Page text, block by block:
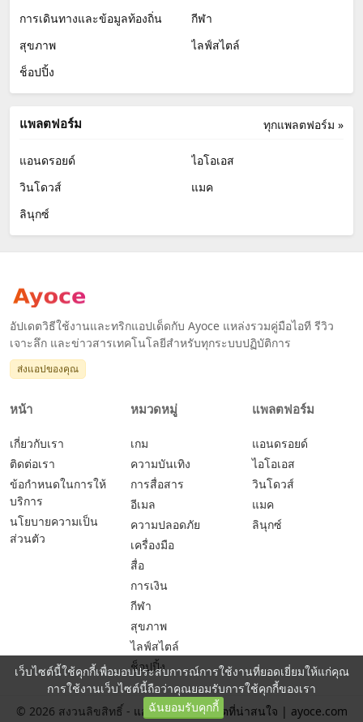
การเดินทางและข้อมูลท้องถิ่น
กีฬา
สุขภาพ
ไลฟ์สไตล์
ช็อปปิ้ง
ทุกแพลตฟอร์ม »
แพลตฟอร์ม
แอนดรอยด์
ไอโอเอส
วินโดวส์
แมค
ลินุกซ์
อัปเดตวิธีใช้งานและทริกแอปเด็ดกับ Ayoce แหล่งรวมคู่มือไอที รีวิว
เจาะลึก และข่าวสารเทคโนโลยีสำหรับทุกระบบปฏิบัติการ
ส่งแอปของคุณ
หน้า
เกี่ยวกับเรา
ติดต่อเรา
ข้อกำหนดในการให้
บริการ
นโยบายความเป็น
ส่วนตัว
หมวดหมู่
เกม
ความบันเทิง
การสื่อสาร
อีเมล
ความปลอดภัย
เครื่องมือ
สื่อ
การเงิน
กีฬา
สุขภาพ
ไลฟ์สไตล์
ช็อปปิ้ง
แพลตฟอร์ม
แอนดรอยด์
ไอโอเอส
วินโดวส์
แมค
ลินุกซ์
© 2026 สงวนลิขสิทธิ์ - แอปและเกมยอดฮิตที่น่าสนใจ | ayoce.com
เว็บไซต์นี้ใช้คุกกี้เพื่อมอบประสบการณ์การใช้งานที่ยอดเยี่ยมให้แก่คุณ
การใช้งานเว็บไซต์นี้ถือว่าคุณยอมรับการใช้คุกกี้ของเรา
ฉันยอมรับคุกกี้